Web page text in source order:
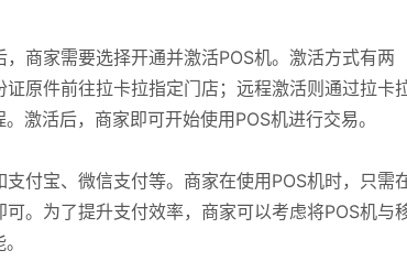
商家需要选择开通并激活POS机。激活方式有两
原件前往拉卡拉指定门店；远程激活则通过拉卡
激活后，商家即可开始使用POS机进行交易。
付宝、微信支付等。商家在使用POS机时，只需
。为了提升支付效率，商家可以考虑将POS机与